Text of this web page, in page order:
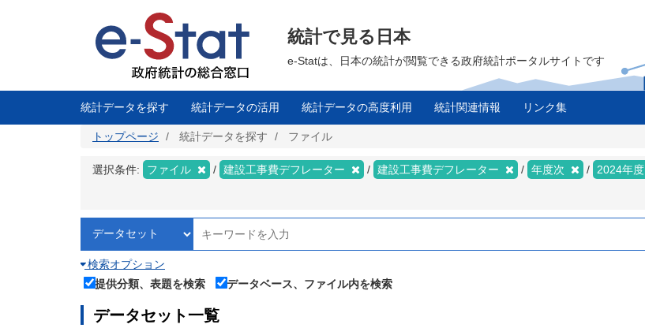
に
統計で見る日本
e-Statは、日本の統計が閲覧できる政府統計ポータルサイトです
統計データを探す 統計データの活用 統計データの高度利用 統計関連情報 リンク集
トップページ 統計データを探す ファイル
選択条件: ファイル 建設工事費デフレーター 建設工事費デフレーター 年度次 2024年度
検索オプション
提供分類、表題を検索
データベース、ファイル内を検索
データセット一覧